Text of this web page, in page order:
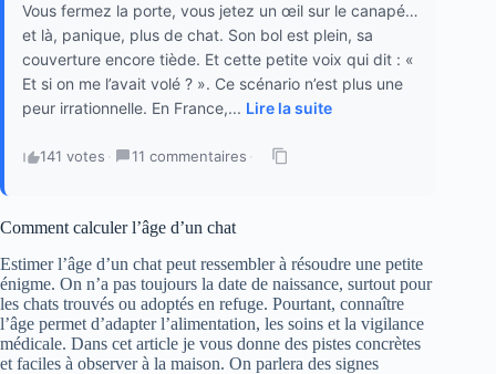
Vous fermez la porte, vous jetez un œil sur le canapé…
et là, panique, plus de chat. Son bol est plein, sa
couverture encore tiède. Et cette petite voix qui dit : «
Et si on me l’avait volé ? ». Ce scénario n’est plus une
peur irrationnelle. En France,... Lire la suite
141 votes · 11 commentaires ·
Comment calculer l’âge d’un chat
Estimer l’âge d’un chat peut ressembler à résoudre une petite
énigme. On n’a pas toujours la date de naissance, surtout pour
les chats trouvés ou adoptés en refuge. Pourtant, connaître
l’âge permet d’adapter l’alimentation, les soins et la vigilance
médicale. Dans cet article je vous donne des pistes concrètes
et faciles à observer à la maison. On parlera des signes